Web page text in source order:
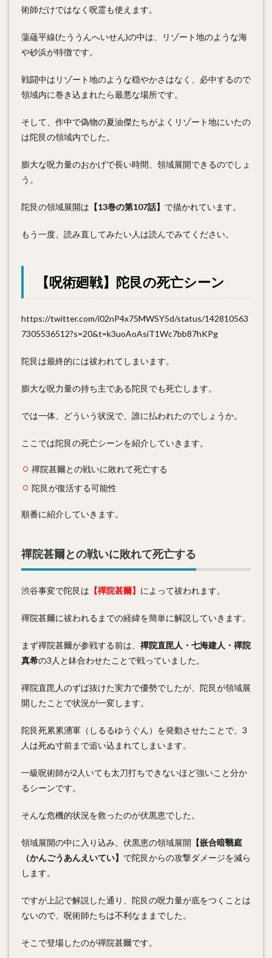
術師だけではなく呪霊も使えます。
蕩蘊平線(たううんへいせん)の中は、リゾート地のような海
や砂浜が特徴です。
戦闘中はリゾート地のような穏やかさはなく、必中するので
領域内に巻き込まれたら最悪な場所です。
そして、作中で偽物の夏油傑たちがよくリゾート地にいたの
は陀艮の領域内でした。
膨大な呪力量のおかげで長い時間、領域展開できるのでしょ
う。
陀艮の領域展開は 【13巻の第107話】 で描かれています。
もう一度、読み直してみたい人は読んでみてください。
【呪術廻戦】陀艮の死亡シーン
https://twitter.com/i02nP4x75MWSY5d/status/142810563
7305536512?s=20&t=k3uoAoAsiT1Wc7bb87hKPg
陀艮は最終的には祓われてしまいます。
膨大な呪力量の持ち主である陀艮でも死亡します。
では一体、どういう状況で、誰に払われたのでしょうか。
ここでは陀艮の死亡シーンを紹介していきます。
禪院甚爾との戦いに敗れて死亡する
陀艮が復活する可能性
順番に紹介していきます。
禪院甚爾との戦いに敗れて死亡する
渋谷事変で陀艮は 【禪院甚爾】 によって祓われます。
禪院甚爾に祓われるまでの経緯を簡単に解説していきます。
まず禪院甚爾が参戦する前は、 禪院直毘人・七海建人・禪院
真希の3人と鉢合わせたことで戦っていました。
禪院直毘人のずば抜けた実力で優勢でしたが、陀艮が領域展
開したことで状況が一変します。
陀艮死累累湧軍（しるるゆうぐん）を発動させたことで、3
人は死ぬ寸前まで追い込まれてしまいます。
一級呪術師が2人いても太刀打ちできないほど強いこと分か
るシーンです。
そんな危機的状況を救ったのが伏黒恵でした。
領域展開の中に入り込み、伏黒恵の領域展開 【嵌合暗翳庭
（かんごうあんえいてい】 で陀艮からの攻撃ダメージを減ら
します。
ですが上記で解説した通り、陀艮の呪力量が底をつくことは
ないので、呪術師たちは不利なままでした。
そこで登場したのが禪院甚爾です。